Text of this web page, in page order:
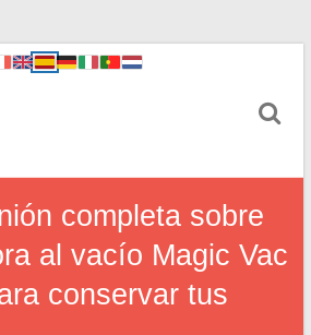
completa sobre
al vacío Magic Vac
conservar tus